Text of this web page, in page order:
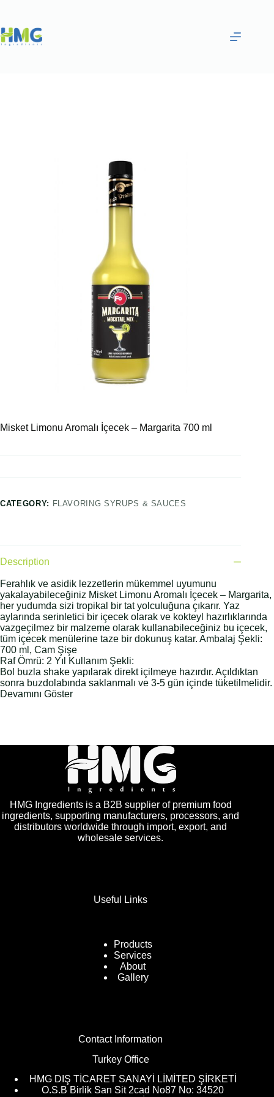
Misket Limonu Aromalı İçecek – Margarita 700 ml
CATEGORY: FLAVORING SYRUPS & SAUCES
Description
Ferahlık ve asidik lezzetlerin mükemmel uyumunu
yakalayabileceğiniz Misket Limonu Aromalı İçecek – Margarita,
her yudumda sizi tropikal bir tat yolculuğuna çıkarır. Yaz
aylarında serinletici bir içecek olarak ve kokteyl hazırlıklarında
vazgeçilmez bir malzeme olarak kullanabileceğiniz bu içecek,
tüm içecek menülerine taze bir dokunuş katar. Ambalaj Şekli:
700 ml, Cam Şişe
Raf Ömrü: 2 Yıl Kullanım Şekli:
Bol buzla shake yapılarak direkt içilmeye hazırdır. Açıldıktan
sonra buzdolabında saklanmalı ve 3-5 gün içinde tüketilmelidir.
Devamını Göster
HMG Ingredients is a B2B supplier of premium food
ingredients, supporting manufacturers, processors, and
distributors worldwide through import, export, and
wholesale services.
Useful Links
Products
Services
About
Gallery
Contact Information
Turkey Office
HMG DIŞ TİCARET SANAYİ LİMİTED ŞİRKETİ
O.S.B Birlik San Sit 2cad No87 No: 34520